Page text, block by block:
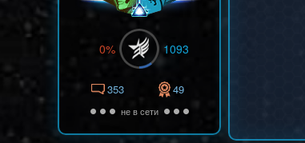
0% 1093
353 49
не в сети